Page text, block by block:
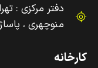
دفتر مرکزی :
منوچهری ،
کارخانه